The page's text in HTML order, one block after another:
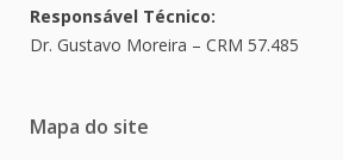
Responsável Técnico:
Dr. Gustavo Moreira – CRM 57.485
Mapa do site